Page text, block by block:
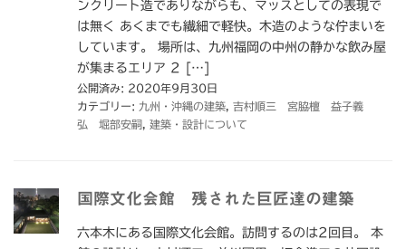
ンクリート造でありながらも、マッスとしての表現で
は無く あくまでも繊細で軽快。木造のような佇まいを
しています。 場所は、九州福岡の中州の静かな飲み屋
が集まるエリア 2 […]
公開済み: 2020年9月30日
カテゴリー: 九州・沖縄の建築
吉村順三 宮脇檀 益子義
弘 堀部安嗣
建築・設計について
国際文化会館 残された巨匠達の建築
六本木にある国際文化会館。訪問するのは2回目。 本